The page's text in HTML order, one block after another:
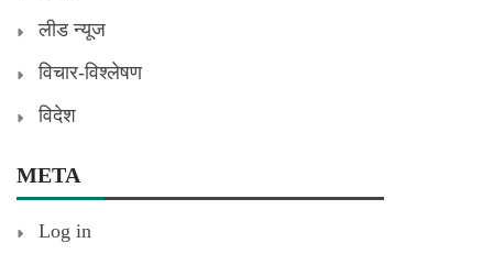
लीड न्यूज
विचार-विश्लेषण
विदेश
META
Log in